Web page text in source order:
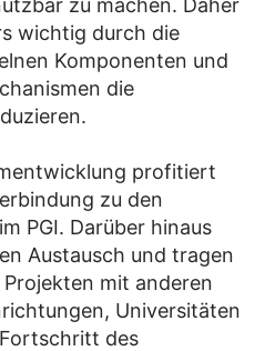
zu machen. Daher
wichtig durch die
Komponenten und
die
profitiert
zu den
PGI. Darüber hinaus
Austausch und tragen
mit anderen
Universitäten
des